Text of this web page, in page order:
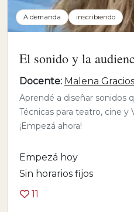
A demanda inscribiendo
El sonido y la
Docente: Malena
Aprendé a diseñar sonidos
Técnicas para teatro, cine y
¡Empezá ahora!
Empezá hoy
Sin horarios fijos
11